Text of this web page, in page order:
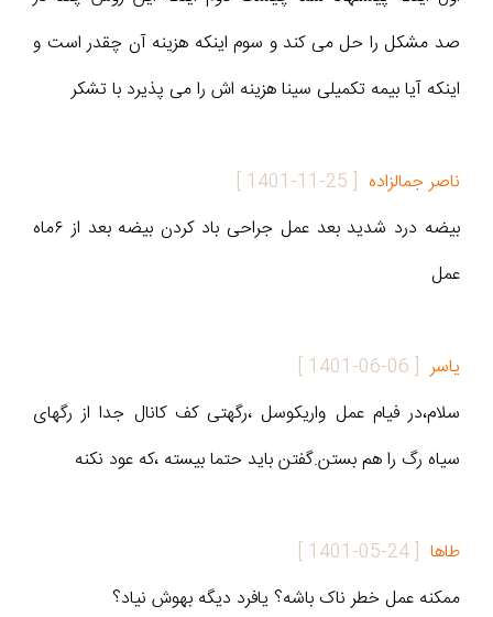
صد مشکل را حل می کند و سوم اینکه هزینه آن چقدر است و
اینکه آیا بیمه تکمیلی سینا هزینه اش را می پذیرد با تشکر
ناصر جمالزاده [
1401-11-25
]
بیضه درد شدید بعد عمل جراحی باد کردن بیضه بعد از ۶ماه
عمل
یاسر [
1401-06-06
]
سلام،در فیام عمل واریکوسل ،رگهتی کف کانال جدا از رگهای
سیاه رگ را هم بستن.گفتن باید حتما بیسته ،که عود نکنه
طاها [
1401-05-24
]
ممکنه عمل خطر ناک باشه؟ یافرد دیگه بهوش نیاد؟